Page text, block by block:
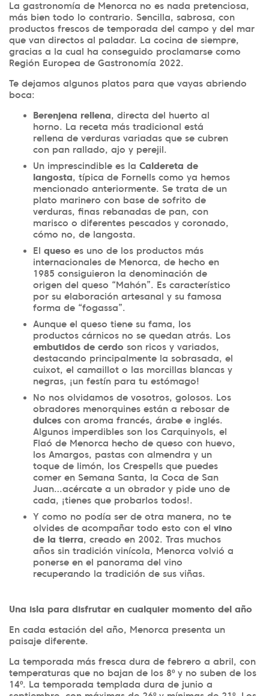
La gastronomía de Menorca no es nada pretenciosa,
más bien todo lo contrario. Sencilla, sabrosa, con
productos frescos de temporada del campo y del mar
que van directos al paladar. La cocina de siempre,
gracias a la cual ha conseguido proclamarse como
Región Europea de Gastronomía 2022.
Te dejamos algunos platos para que vayas abriendo
boca:
Berenjena rellena, directa del huerto al
horno. La receta más tradicional está
rellena de verduras variadas que se cubren
con pan rallado, ajo y perejil.
Un imprescindible es la Caldereta de
langosta, típica de Fornells como ya hemos
mencionado anteriormente. Se trata de un
plato marinero con base de sofrito de
verduras, finas rebanadas de pan, con
marisco o diferentes pescados y coronado,
cómo no, de langosta.
El queso es uno de los productos más
internacionales de Menorca, de hecho en
1985 consiguieron la denominación de
origen del queso “Mahón”. Es característico
por su elaboración artesanal y su famosa
forma de “fogassa”.
Aunque el queso tiene su fama, los
productos cárnicos no se quedan atrás. Los
embutidos de cerdo son ricos y variados,
destacando principalmente la sobrasada, el
cuixot, el camaillot o las morcillas blancas y
negras, ¡un festín para tu estómago!
No nos olvidamos de vosotros, golosos. Los
obradores menorquines están a rebosar de
dulces con aroma francés, árabe e inglés.
Algunos imperdibles son los Carquinyols, el
Flaó de Menorca hecho de queso con huevo,
los Amargos, pastas con almendra y un
toque de limón, los Crespells que puedes
comer en Semana Santa, la Coca de San
Juan…acércate a un obrador y pide uno de
cada, ¡tienes que probarlos todos!.
Y como no podía ser de otra manera, no te
olvides de acompañar todo esto con el vino
de la tierra, creado en 2002. Tras muchos
años sin tradición vinícola, Menorca volvió a
ponerse en el panorama del vino
recuperando la tradición de sus viñas.
Una isla para disfrutar en cualquier momento del año
En cada estación del año, Menorca presenta un
paisaje diferente.
La temporada más fresca dura de febrero a abril, con
temperaturas que no bajan de los 8º y no suben de los
14º. La temporada templada dura de junio a